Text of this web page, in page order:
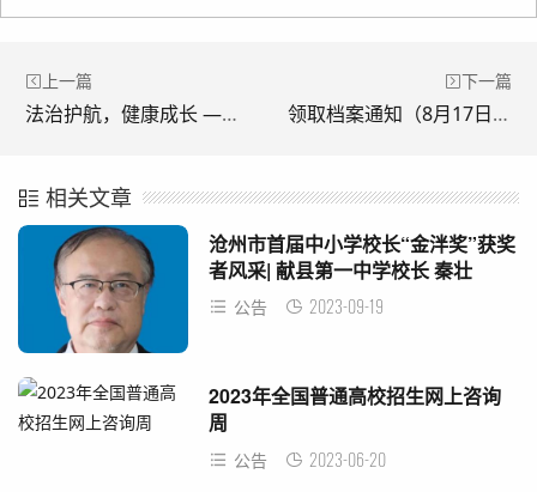
上一篇
法治护航，健康成长 ——献县第一中学开展法治教育专题讲座
下一篇
领取档案通知（8月17日）
相关文章
沧州市首届中小学校长“金泮奖”获奖
者风采| 献县第一中学校长 秦壮
公告 2023-09-19
2023年全国普通高校招生网上咨询
周
公告 2023-06-20